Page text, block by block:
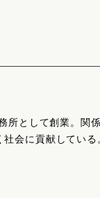
所として創業。関
会に貢献している